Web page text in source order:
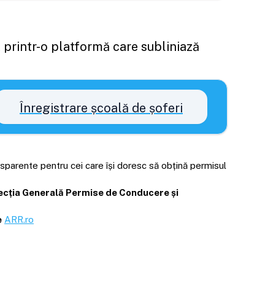
o platformă care subliniază
Înregistrare școală de șoferi
pentru cei care își doresc să obțină permisul
Generală Permise de Conducere și
ARR.ro